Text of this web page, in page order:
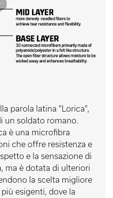
parola latina "Lorica",
un soldato romano.
è una microfibra
che offre resistenza e
e la sensazione di
ma è dotata di ulteriori
la scelta migliore
esigenti, dove la